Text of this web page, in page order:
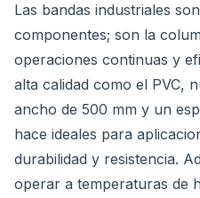
Las bandas industriales
componentes; son la
operaciones continuas y
alta calidad como el PVC,
ancho de 500 mm y un
hace ideales para
durabilidad y resistencia.
operar a temperaturas de